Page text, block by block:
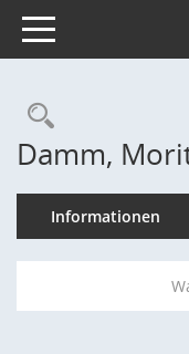
Toggle navigation
Damm,
Informationen